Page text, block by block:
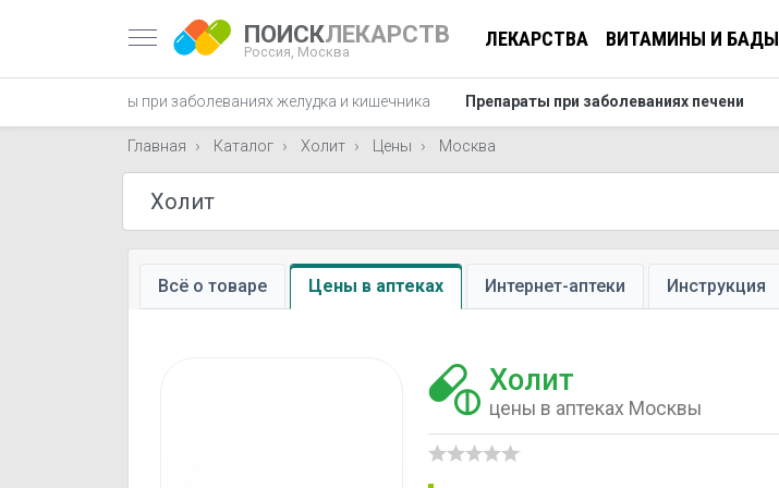
ПОИСКЛЕКАРСТВ
Россия, Москва
ЛЕКАРСТВА ВИТАМИНЫ И БАДЫ
Препараты при заболеваниях желудка и кишечника Препараты при заболеваниях печени
Главная Каталог Холит Цены Москва
Всё о товаре Цены в аптеках Интернет-аптеки Инструкция
Холит
цены в аптеках Москвы